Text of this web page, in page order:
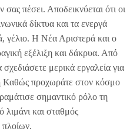
σας πέσει. Αποδεικνύεται ότι οι
δίκτυα και τα ενεργά
γέλιο. Η Νέα Αριστερά και ο
εξέλιξη και δάκρυα. Από
μερικά εργαλεία για
Καθώς προχωράτε στον κόσμο
σημαντικό ρόλο τη
λιμάνι και σταθμός